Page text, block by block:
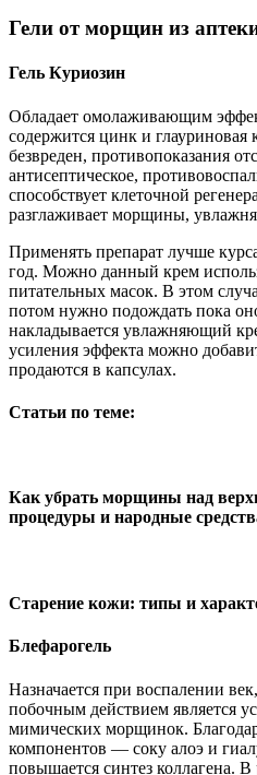
Гели от морщин из
Гель Куриозин
Обладает омолаживающим
содержится цинк и
безвреден, противопоказания
антисептическое,
способствует клеточной
разглаживает морщины,
Применять препарат лучше
год. Можно данный крем
питательных масок. В этом
потом нужно подождать пока
накладывается увлажняющий
усиления эффекта можно
продаются в капсулах.
Статьи по теме:
Как убрать морщины над
процедуры и народные
Старение кожи: типы и
Блефарогель
Назначается при воспалении
побочным действием является
мимических морщинок.
компонентов — соку алоэ и
повышается синтез коллагена. В